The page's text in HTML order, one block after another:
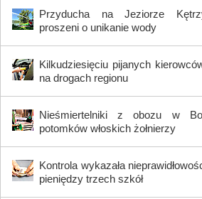
Przyducha na Jeziorze
proszeni o unikanie wody
Kilkudziesięciu pijanych
na drogach regionu
Nieśmiertelniki z obozu w
potomków włoskich żołnierzy
Kontrola wykazała
pieniędzy trzech szkół